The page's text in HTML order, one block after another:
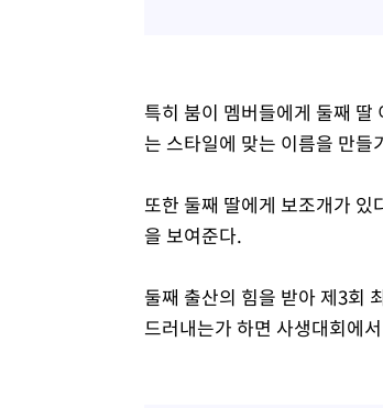
특히 붐이 멤버들에게 둘째
는 스타일에 맞는 이름을 만
또한 둘째 딸에게 보조개가
을 보여준다.
둘째 출산의 힘을 받아 제3회
드러내는가 하면 사생대회에